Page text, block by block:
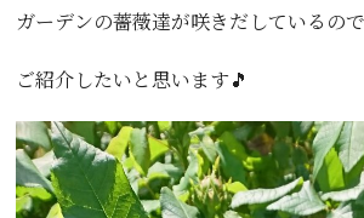
ガーデンの薔薇達が咲きだしているので
ご紹介したいと思います🎵